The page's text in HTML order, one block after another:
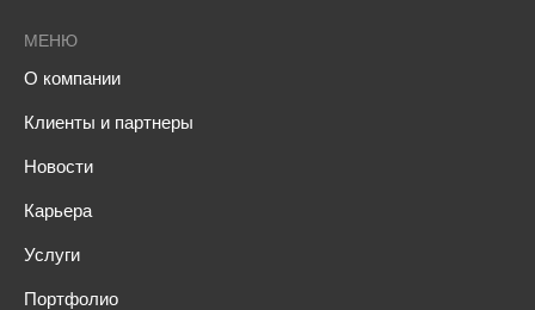
МЕНЮ
О компании
Клиенты и партнеры
Новости
Карьера
Услуги
Портфолио